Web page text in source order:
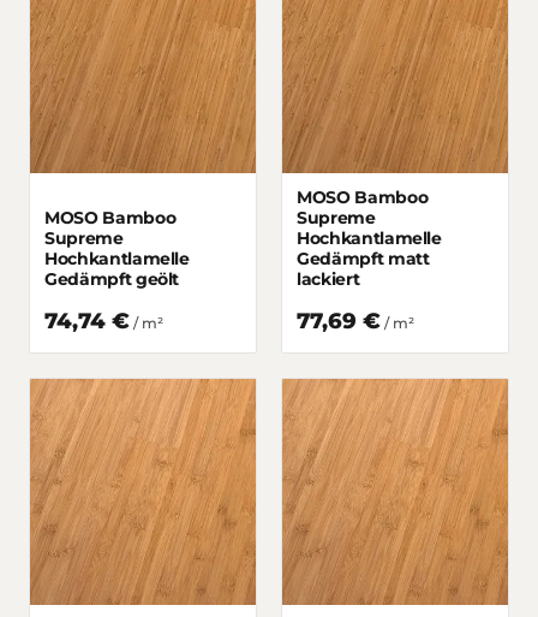
MOSO Bamboo
Supreme
Hochkantlamelle
Gedämpft geölt
74,74 € / m²
MOSO Bamboo
Supreme
Hochkantlamelle
Gedämpft matt
lackiert
77,69 € / m²